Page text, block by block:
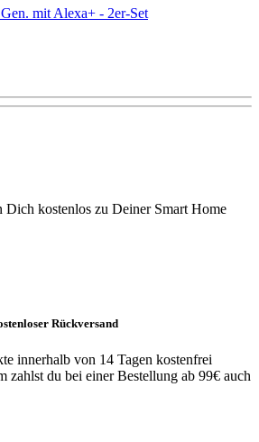
mit Alexa+ - 2er-Set
Dich kostenlos zu Deiner Smart Home
Rückversand
innerhalb von 14 Tagen kostenfrei
zahlst du bei einer Bestellung ab 99€ auch